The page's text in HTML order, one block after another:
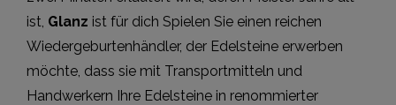
ist, Glanz ist für dich Spielen Sie einen reichen
Wiedergeburtenhändler, der Edelsteine erwerben
möchte, dass sie mit Transportmitteln und
Handwerkern Ihre Edelsteine in renommierter